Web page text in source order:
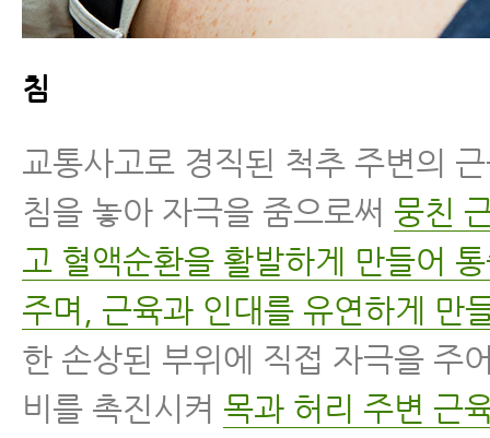
침
교통사고로 경직된 척추 주변의
침을 놓아 자극을 줌으로써 뭉친
고 혈액순환을 활발하게 만들어
주며, 근육과 인대를 유연하게 만
한 손상된 부위에 직접 자극을 주
비를 촉진시켜 목과 허리 주변 근